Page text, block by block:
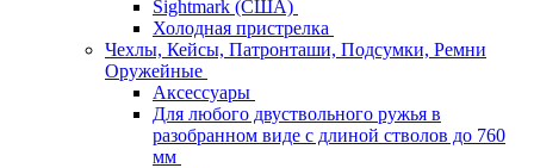
Sightmark (США)
Холодная пристрелка
Чехлы, Кейсы, Патронташи, Подсумки, Ремни
Оружейные
Аксессуары
Для любого двуствольного ружья в
разобранном виде с длиной стволов до 760
мм